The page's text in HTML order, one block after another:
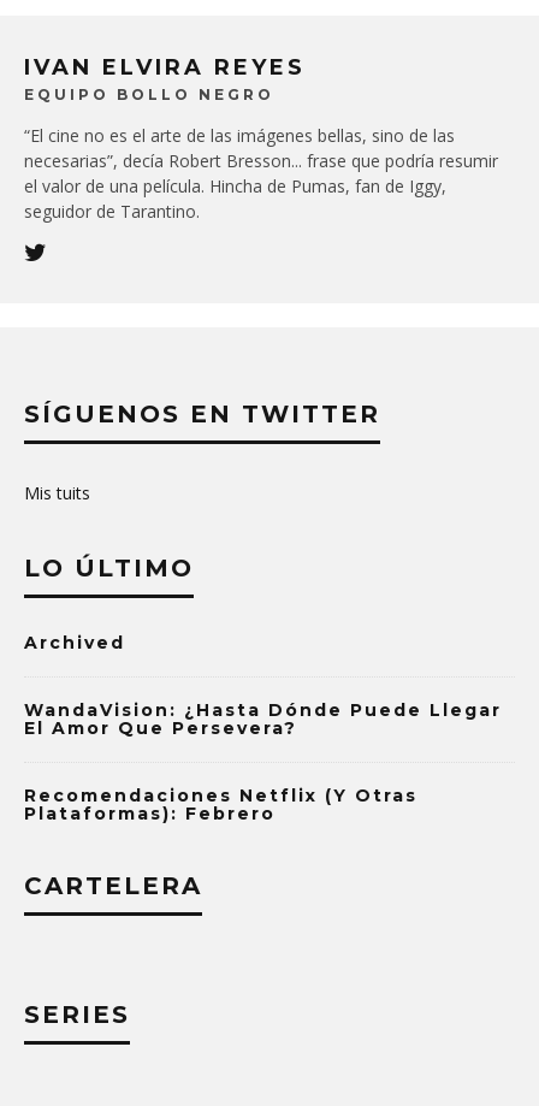
IVAN ELVIRA REYES
EQUIPO BOLLO NEGRO
“El cine no es el arte de las imágenes bellas, sino de las
necesarias”, decía Robert Bresson... frase que podría resumir
el valor de una película. Hincha de Pumas, fan de Iggy,
seguidor de Tarantino.
SÍGUENOS EN TWITTER
Mis tuits
LO ÚLTIMO
Archived
WandaVision: ¿Hasta Dónde Puede Llegar
El Amor Que Persevera?
Recomendaciones Netflix (y Otras
Plataformas): Febrero
CARTELERA
SERIES